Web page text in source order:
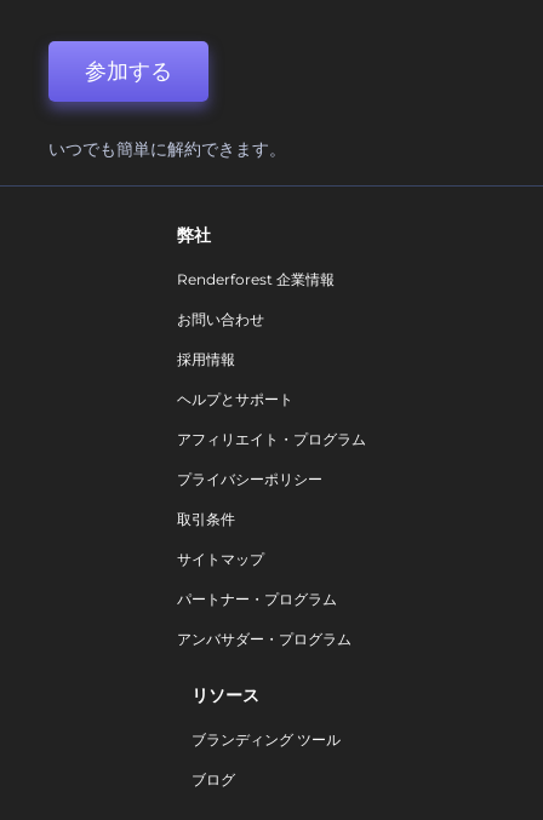
参加する
いつでも簡単に解約できます。
弊社
Renderforest 企業情報
お問い合わせ
採用情報
ヘルプとサポート
アフィリエイト・プログラム
プライバシーポリシー
取引条件
サイトマップ
パートナー・プログラム
アンバサダー・プログラム
リソース
ブランディング ツール
ブログ